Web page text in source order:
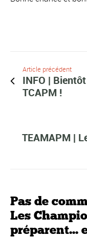
Article précédent
INFO |
TCAPM !
TEAMAPM |
Pas de
Les
préparent...